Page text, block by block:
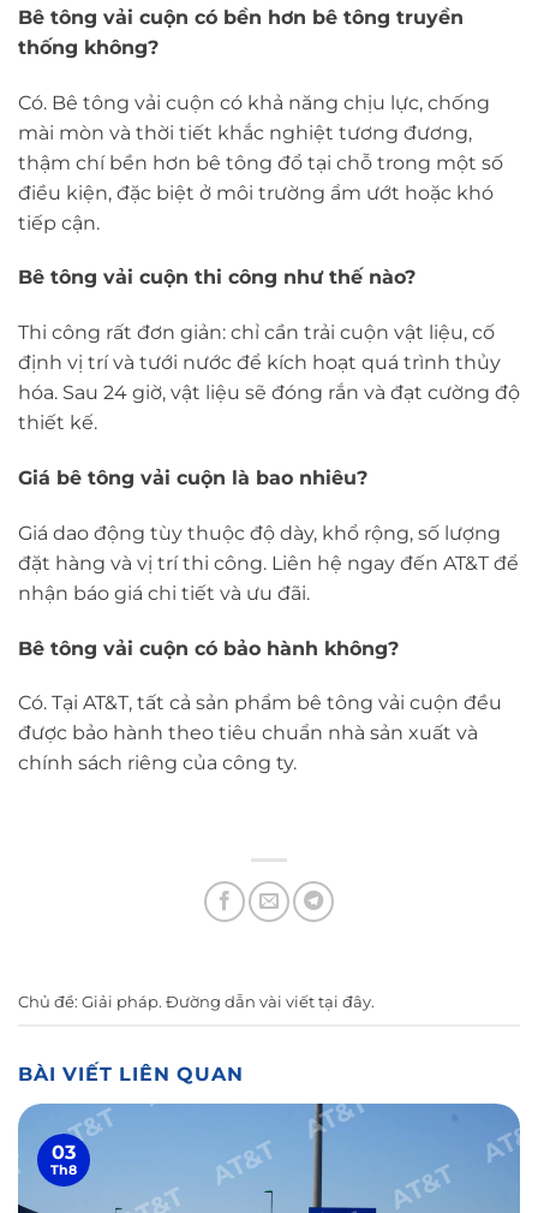
Bê tông vải cuộn có bền hơn bê tông truyền
thống không?
Có. Bê tông vải cuộn có khả năng chịu lực, chống
mài mòn và thời tiết khắc nghiệt tương đương,
thậm chí bền hơn bê tông đổ tại chỗ trong một số
điều kiện, đặc biệt ở môi trường ẩm ướt hoặc khó
tiếp cận.
Bê tông vải cuộn thi công như thế nào?
Thi công rất đơn giản: chỉ cần trải cuộn vật liệu, cố
định vị trí và tưới nước để kích hoạt quá trình thủy
hóa. Sau 24 giờ, vật liệu sẽ đóng rắn và đạt cường độ
thiết kế.
Giá bê tông vải cuộn là bao nhiêu?
Giá dao động tùy thuộc độ dày, khổ rộng, số lượng
đặt hàng và vị trí thi công. Liên hệ ngay đến AT&T để
nhận báo giá chi tiết và ưu đãi.
Bê tông vải cuộn có bảo hành không?
Có. Tại AT&T, tất cả sản phẩm bê tông vải cuộn đều
được bảo hành theo tiêu chuẩn nhà sản xuất và
chính sách riêng của công ty.
Chủ đề: Giải pháp. Đường dẫn vài viết tại đây.
BÀI VIẾT LIÊN QUAN
03
Th8